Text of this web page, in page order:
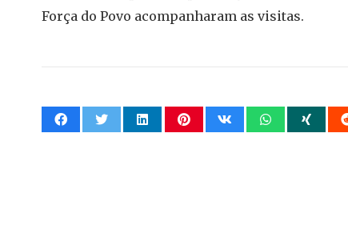
Força do Povo acompanharam as visitas.